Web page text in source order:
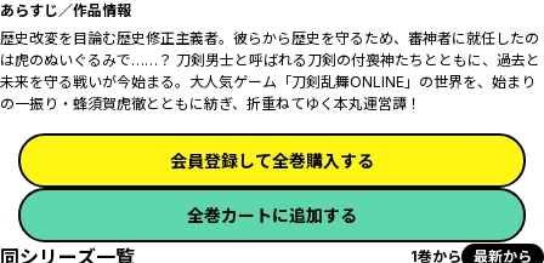
あらすじ／作品情報
歴史改変を目論む歴史修正主義者。彼らから歴史を守るため、審神者に就任したの
は虎のぬいぐるみで……？ 刀剣男士と呼ばれる刀剣の付喪神たちとともに、過去と
未来を守る戦いが今始まる。大人気ゲーム「刀剣乱舞ONLINE」の世界を、始まり
の一振り・蜂須賀虎徹とともに紡ぎ、折重ねてゆく本丸運営譚！
会員登録して全巻購入する
全巻カートに追加する
同シリーズ一覧 1巻から 最新から